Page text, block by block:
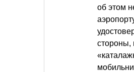
об этом
стороны,